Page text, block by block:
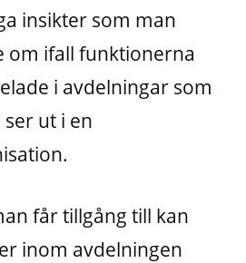
insikter som man
om ifall funktionerna
i avdelningar som
ut i en
får tillgång till kan
inom avdelningen